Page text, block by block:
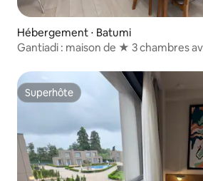
Hébergement ⋅ Batumi
Gantiadi : maison de ★ 3 chambres
Superhôte
Superhôte